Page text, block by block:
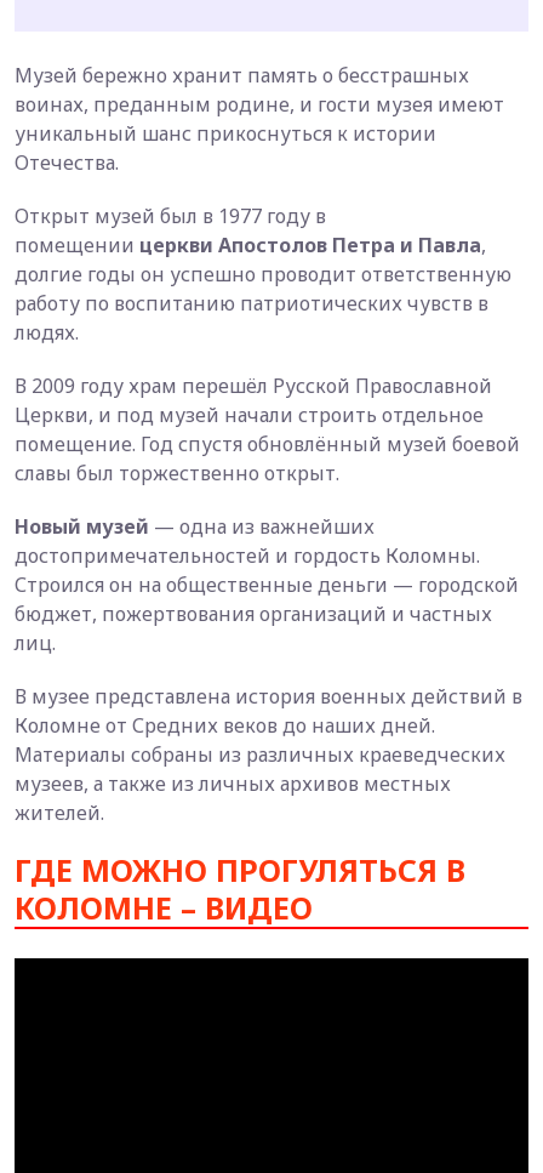
Музей бережно хранит память о бесстрашных
воинах, преданным родине, и гости музея имеют
уникальный шанс прикоснуться к истории
Отечества.
Открыт музей был в 1977 году в
помещении церкви Апостолов Петра и Павла,
долгие годы он успешно проводит ответственную
работу по воспитанию патриотических чувств в
людях.
В 2009 году храм перешёл Русской Православной
Церкви, и под музей начали строить отдельное
помещение. Год спустя обновлённый музей боевой
славы был торжественно открыт.
Новый музей — одна из важнейших
достопримечательностей и гордость Коломны.
Строился он на общественные деньги — городской
бюджет, пожертвования организаций и частных
лиц.
В музее представлена история военных действий в
Коломне от Средних веков до наших дней.
Материалы собраны из различных краеведческих
музеев, а также из личных архивов местных
жителей.
ГДЕ МОЖНО ПРОГУЛЯТЬСЯ В
КОЛОМНЕ – ВИДЕО